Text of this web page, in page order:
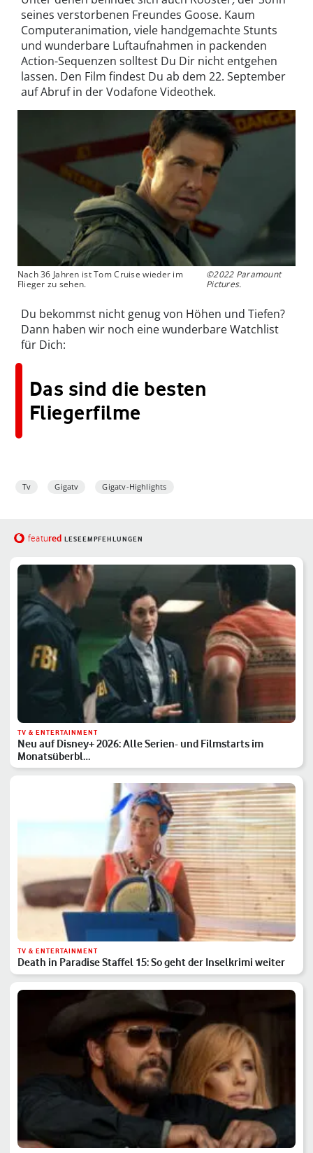
seines verstorbenen Freundes Goose. Kaum
Computeranimation, viele handgemachte Stunts
und wunderbare Luftaufnahmen in packenden
Action-Sequenzen solltest Du Dir nicht entgehen
lassen. Den Film findest Du ab dem 22. September
auf Abruf in der Vodafone Videothek.
Nach 36 Jahren ist Tom Cruise wieder im
Flieger zu sehen.
©2022 Paramount
Pictures.
Du bekommst nicht genug von Höhen und Tiefen?
Dann haben wir noch eine wunderbare Watchlist
für Dich:
Das sind die besten
Fliegerfilme
Tv Gigatv Gigatv-Highlights
featured LESEEMPFEHLUNGEN
TV & ENTERTAINMENT
Neu auf Disney+ 2026: Alle Serien- und Filmstarts im
Monatsüberbl…
TV & ENTERTAINMENT
Death in Paradise Staffel 15: So geht der Inselkrimi weiter